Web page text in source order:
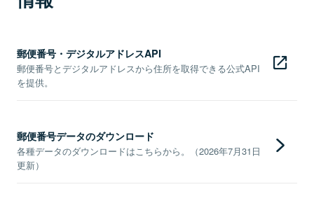
郵便番号・デジタルアドレスAPI
郵便番号とデジタルアドレスから住所を取得できる公式API
を提供。
郵便番号データのダウンロード
各種データのダウンロードはこちらから。（2026年7月31日
更新）